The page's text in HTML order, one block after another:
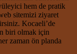
hem de pratik
sitemizi ziyaret
Kocaeli’de
biri olmak için
zaman ön planda